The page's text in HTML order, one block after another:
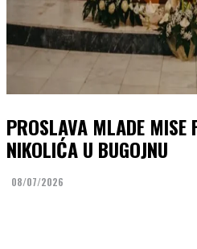
PROSLAVA MLADE MISE
NIKOLIĆA U BUGOJNU
08/07/2026